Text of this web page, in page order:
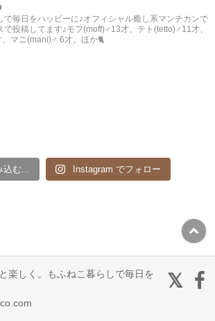
で毎日をハッピーに♪オフィシャル癒し系マンチカンで
で投稿してます♪モフ(moff)♂13才、テト(tetto)♂11才、
マニ(mani)♂ 6才。ほか🐈
む... Instagram でフォロー
楽しく。もふねこ暮らしで毎日を